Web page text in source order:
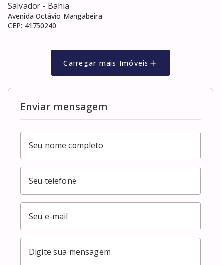
Salvador - Bahia
Avenida Octávio Mangabeira
CEP: 41750240
Carregar mais Imóveis
Enviar mensagem